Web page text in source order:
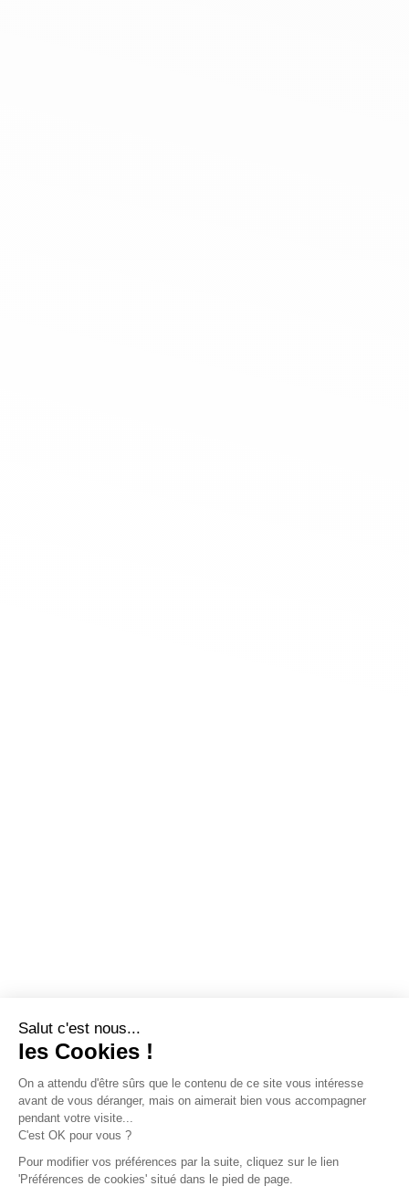
Salut c'est nous...
les Cookies !
On a attendu d'être sûrs que le contenu de ce site vous intéresse
avant de vous déranger, mais on aimerait bien vous accompagner
pendant votre visite...
C'est OK pour vous ?
Pour modifier vos préférences par la suite, cliquez sur le lien
'Préférences de cookies' situé dans le pied de page.